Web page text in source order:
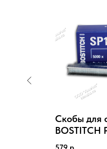
Скобы для